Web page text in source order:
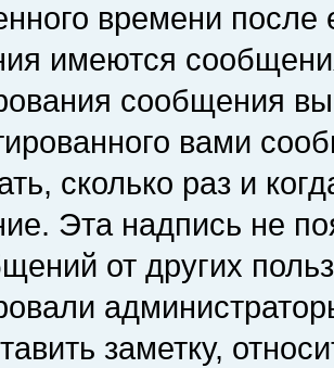
времени
имеются
сообщения
вами
сколько раз и
Эта надпись не
от других
заметку,